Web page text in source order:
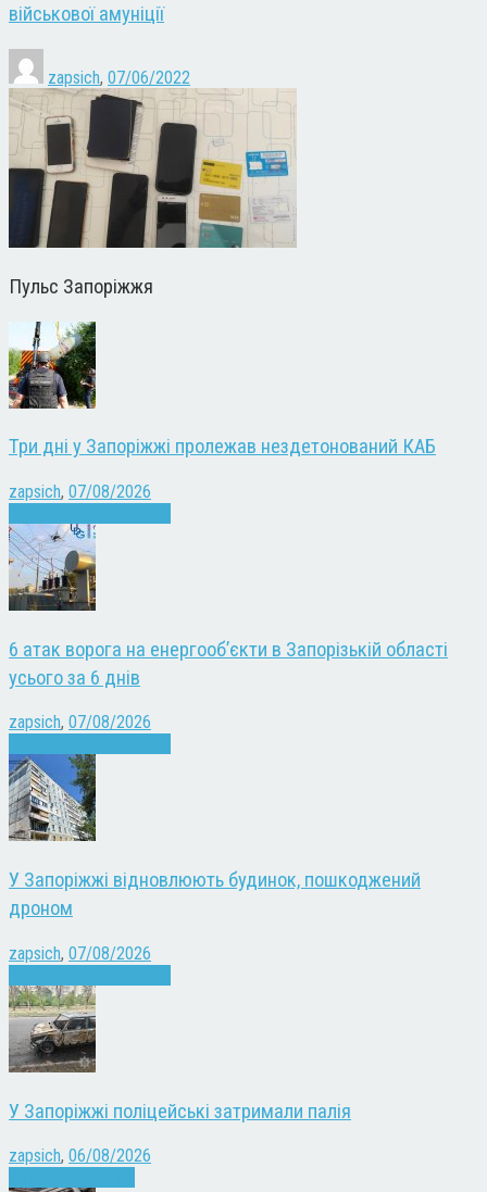
військової амуніції
zapsich, 07/06/2022
Пульс Запоріжжя
Три дні у Запоріжжі пролежав нездетонований КАБ
zapsich, 07/08/2026
6 атак ворога на енергооб’єкти в Запорізькій області
усього за 6 днів
zapsich, 07/08/2026
У Запоріжжі відновлюють будинок, пошкоджений
дроном
zapsich, 07/08/2026
У Запоріжжі поліцейські затримали палія
zapsich, 06/08/2026